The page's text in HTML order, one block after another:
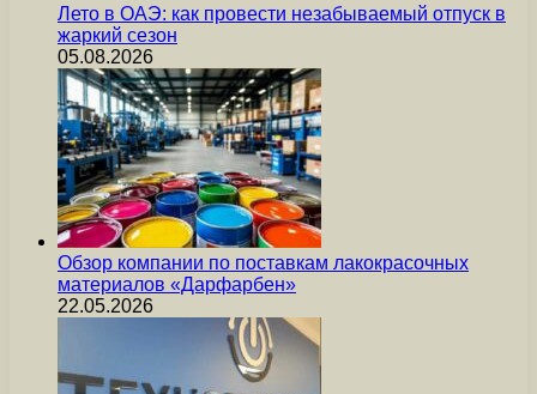
Лето в ОАЭ: как провести незабываемый отпуск в
жаркий сезон
05.08.2026
Обзор компании по поставкам лакокрасочных
материалов «Дарфарбен»
22.05.2026